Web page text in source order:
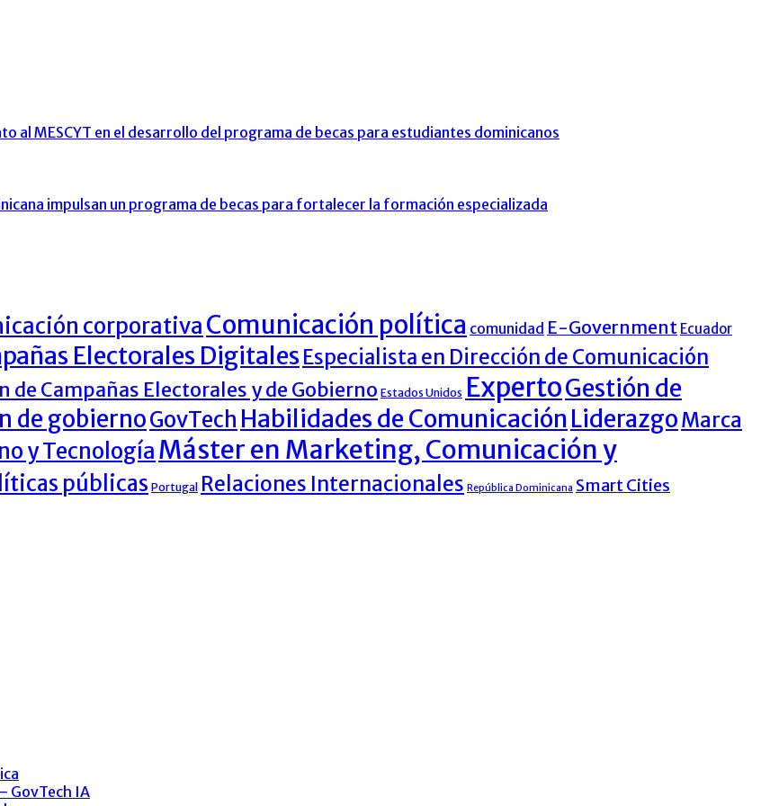
al MESCYT en el desarrollo del programa de becas para estudiantes dominicanos
impulsan un programa de becas para fortalecer la formación especializada
corporativaComunicación política comunidad E-Government Ecuador
Electorales Digitales Especialista en Dirección de Comunicación
de Campañas Electorales y de Gobierno Estados Unidos ExpertoGestión de
de gobiernoGovTech Habilidades de Comunicación LiderazgoMarca
y TecnologíaMáster en Marketing, Comunicación y
públicas Portugal Relaciones Internacionales República Dominicana Smart Cities
GovTech IA